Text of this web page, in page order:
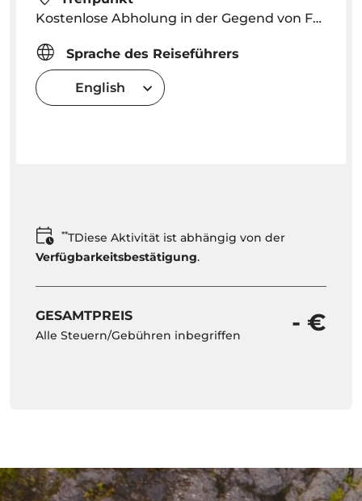
Kostenlose Abholung in der Gegend von Funchal und Caniço – wir kontaktieren Sie mit der genauen Uhrzeit und dem genauen Ort
Sprache des Reiseführers
English
**TDiese Aktivität ist abhängig von der
Verfügbarkeitsbestätigung.
GESAMTPREIS
Alle Steuern/Gebühren inbegriffen - €